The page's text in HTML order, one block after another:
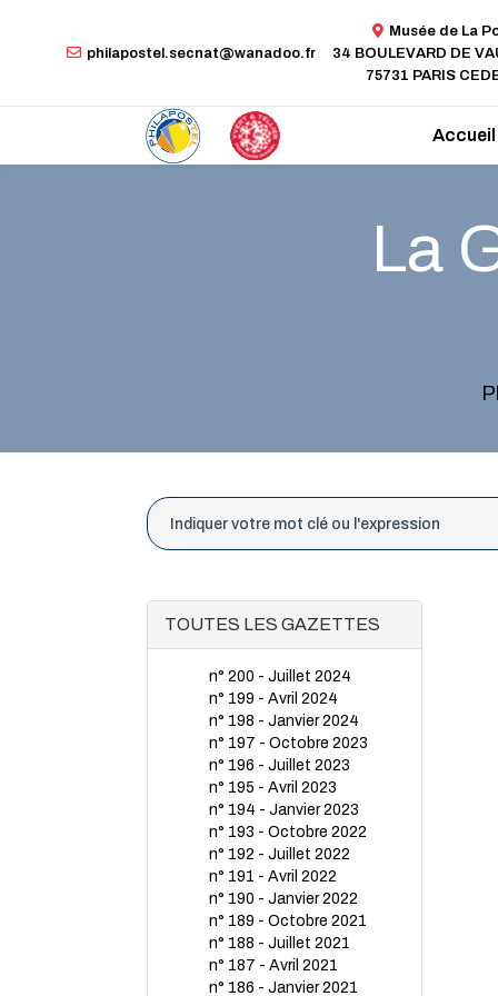
philapostel.secnat@wanadoo.fr
Musée de La
34 BOULEVARD DE
75731 PARIS
Accueil
La
TOUTES LES GAZETTES
n° 200 - Juillet 2024
n° 199 - Avril 2024
n° 198 - Janvier 2024
n° 197 - Octobre 2023
n° 196 - Juillet 2023
n° 195 - Avril 2023
n° 194 - Janvier 2023
n° 193 - Octobre 2022
n° 192 - Juillet 2022
n° 191 - Avril 2022
n° 190 - Janvier 2022
n° 189 - Octobre 2021
n° 188 - Juillet 2021
n° 187 - Avril 2021
n° 186 - Janvier 2021